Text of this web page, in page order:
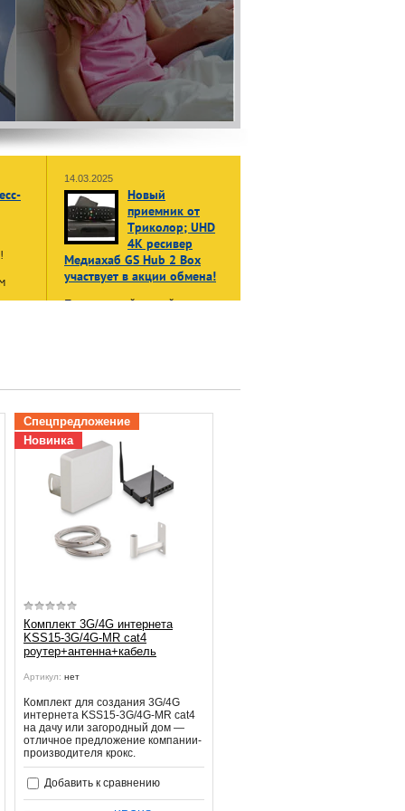
14.03.2025
Новый
приемник от
Триколор; UHD
4K ресивер
Медиахаб GS Hub 2 Box
участвует в акции обмена!
Принеси свой старый, даже не
Спецпредложение
Новинка
Комплект 3G/4G интернета
KSS15-3G/4G-MR cat4
роутер+антенна+кабель
Артикул: нет
Комплект для создания 3G/4G
интернета KSS15-3G/4G-MR cat4
на дачу или загородный дом —
отличное предложение компании-
производителя крокс.
Добавить к сравнению